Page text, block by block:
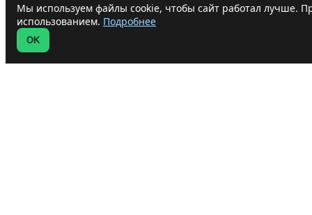
Мы используем файлы cookie, чтобы сайт работал лучше.
использованием. Подробнее
OK